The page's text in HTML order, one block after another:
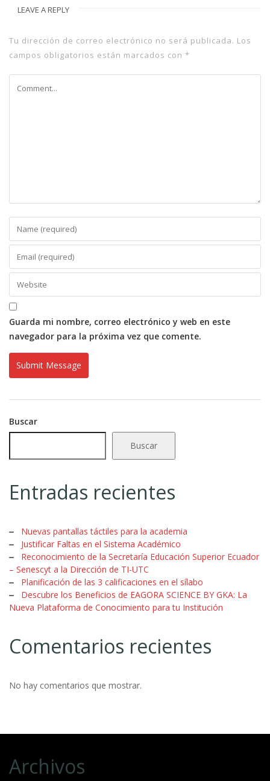
LEAVE A REPLY
Tu dirección de correo electrónico no será publicada. Los
campos obligatorios están marcados con *
Guarda mi nombre, correo electrónico y web en este
navegador para la próxima vez que comente.
Buscar
Buscar
Entradas recientes
Nuevas pantallas táctiles para la academia
Justificar Faltas en el Sistema Académico
Reconocimiento de la Secretaría Educación Superior Ecuador
– Senescyt a la Dirección de TI-UTC
Planificación de las 3 calificaciones en el sílabo
Descubre los Beneficios de EAGORA SCIENCE BY GKA: La
Nueva Plataforma de Conocimiento para tu Institución
Comentarios recientes
No hay comentarios que mostrar.
Archivos